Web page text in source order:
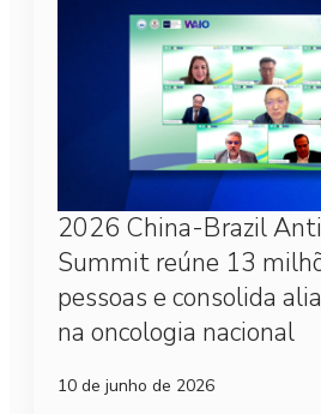
2026 China-Brazil
Summit reúne 13
pessoas e consolida
na oncologia nacional
10 de junho de 2026